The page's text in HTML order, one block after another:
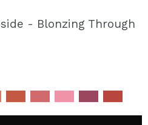
podrás realizar
el estado de tus
CUENTA
- Blonzing Through